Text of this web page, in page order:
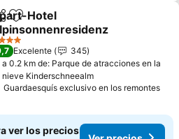
Añadir a favoritos
Hotel
Excelente
345
a 0.2 km de: Parque de atracciones en la
nieve Kinderschneealm
Guardaesquís exclusivo en los remontes
ver los precios